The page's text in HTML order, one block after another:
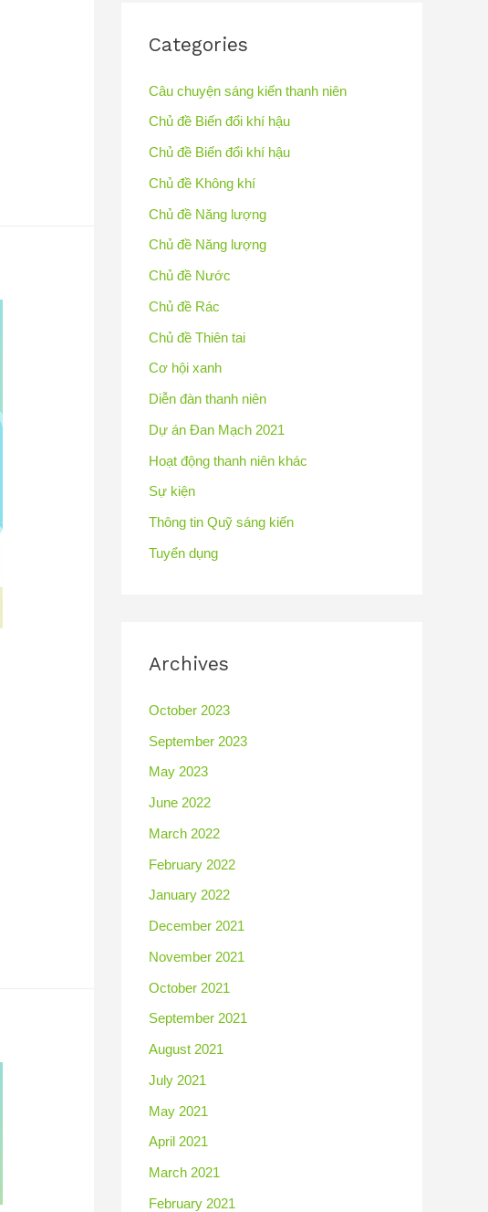
Categories
Câu chuyện sáng kiến thanh niên
Chủ đề Biến đổi khí hậu
Chủ đề Biến đổi khí hậu
Chủ đề Không khí
Chủ đề Năng lượng
Chủ đề Năng lượng
Chủ đề Nước
Chủ đề Rác
Chủ đề Thiên tai
Cơ hội xanh
Diễn đàn thanh niên
Dự án Đan Mạch 2021
Hoạt động thanh niên khác
Sự kiện
Thông tin Quỹ sáng kiến
Tuyển dụng
Archives
October 2023
September 2023
May 2023
June 2022
March 2022
February 2022
January 2022
December 2021
November 2021
October 2021
September 2021
August 2021
July 2021
May 2021
April 2021
March 2021
February 2021